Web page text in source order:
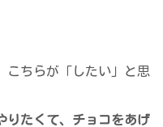
こちらが「したい」と思
りたくて、チョコをあげ